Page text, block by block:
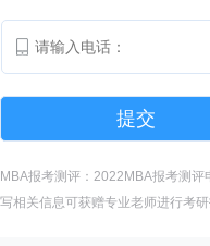
MBA报考测评：2022MBA报考测评
写相关信息可获赠专业老师进行考研